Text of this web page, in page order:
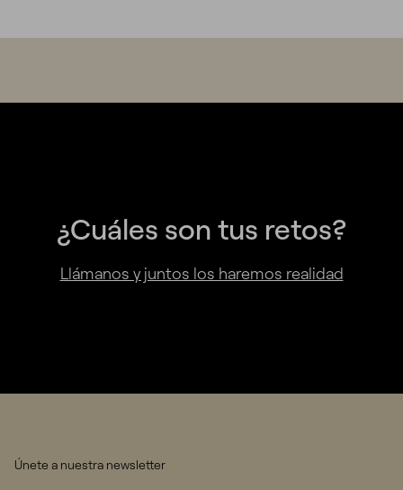
¿Cuáles son tus retos?
Llámanos y juntos los haremos realidad
Únete a nuestra newsletter